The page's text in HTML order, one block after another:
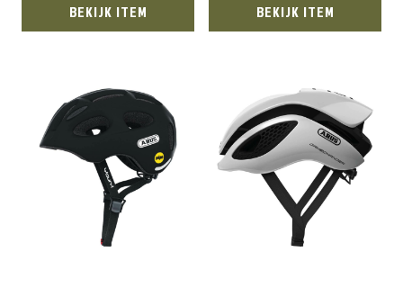
BEKIJK ITEM BEKIJK ITEM